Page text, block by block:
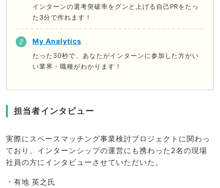
インターンの選考突破率をグンと上げる自己PRをたっ
た3分で作れます！
My Analytics
たった30秒で、あなたがインターンに参加した方がい
い業界・職種がわかります！
担当者インタビュー
実際にスペースマッチング事業検討プロジェクトに関わっ
ており、インターンシップの運営にも携わった2名の現場
社員の方にインタビューさせていただいた。
・有地 英之氏